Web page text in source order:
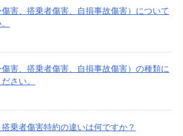
害、搭乗者傷害、自損事故傷害）について
害、搭乗者傷害、自損事故傷害）の種類に
さい。
乗者傷害特約の違いは何ですか？